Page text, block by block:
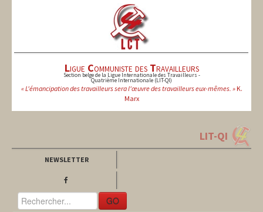
Ligue Communiste des Travailleurs
Section belge de la Ligue Internationale des Travailleurs -
Quatrième Internationale (LIT-QI)
« L'émancipation des travailleurs sera l'œuvre des travailleurs eux-mêmes. »K.
Marx
LIT-QI
NEWSLETTER
GO